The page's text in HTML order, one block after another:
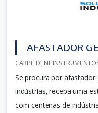
AFASTADOR
CARPE DENT
Se procura por afastador
indústrias, receba uma
com centenas de